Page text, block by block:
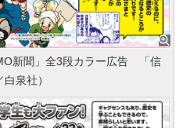
新聞」全3段カラー広告 「信
泉社）